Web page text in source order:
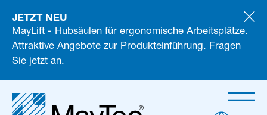
JETZT NEU
MayLift - Hubsäulen für ergonomische Arbeitsplätze.
Attraktive Angebote zur Produkteinführung. Fragen
Sie jetzt an.